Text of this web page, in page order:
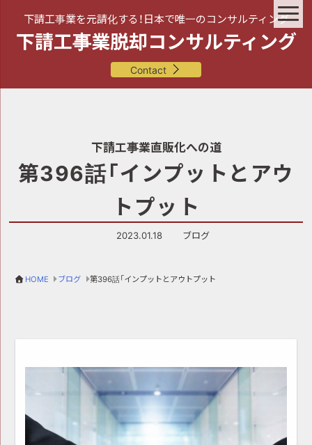
下請工事業を元請化する！日本で唯一のコンサルティング
下請工事業脱却コンサルティング
Contact
下請工事業直販化への道
第396話「インプットとアウ
トプット
2023.01.18 ブログ
HOME ブログ 第396話「インプットとアウトプット